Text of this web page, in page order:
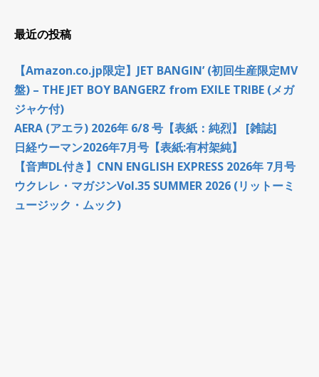
最近の投稿
【Amazon.co.jp限定】JET BANGIN’ (初回生産限定MV
盤) – THE JET BOY BANGERZ from EXILE TRIBE (メガ
ジャケ付)
AERA (アエラ) 2026年 6/8 号【表紙：純烈】 [雑誌]
日経ウーマン2026年7月号【表紙:有村架純】
【音声DL付き】CNN ENGLISH EXPRESS 2026年 7月号
ウクレレ・マガジンVol.35 SUMMER 2026 (リットーミ
ュージック・ムック)